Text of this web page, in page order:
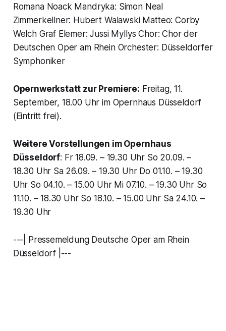
Romana Noack Mandryka: Simon Neal
Zimmerkellner: Hubert Walawski Matteo: Corby
Welch Graf Elemer: Jussi Myllys Chor: Chor der
Deutschen Oper am Rhein Orchester: Düsseldorfer
Symphoniker
Opernwerkstatt zur Premiere: Freitag, 11.
September, 18.00 Uhr im Opernhaus Düsseldorf
(Eintritt frei).
Weitere Vorstellungen im Opernhaus
Düsseldorf: Fr 18.09. – 19.30 Uhr So 20.09. –
18.30 Uhr Sa 26.09. – 19.30 Uhr Do 01.10. – 19.30
Uhr So 04.10. – 15.00 Uhr Mi 07.10. – 19.30 Uhr So
11.10. – 18.30 Uhr So 18.10. – 15.00 Uhr Sa 24.10. –
19.30 Uhr
---| Pressemeldung Deutsche Oper am Rhein
Düsseldorf |---